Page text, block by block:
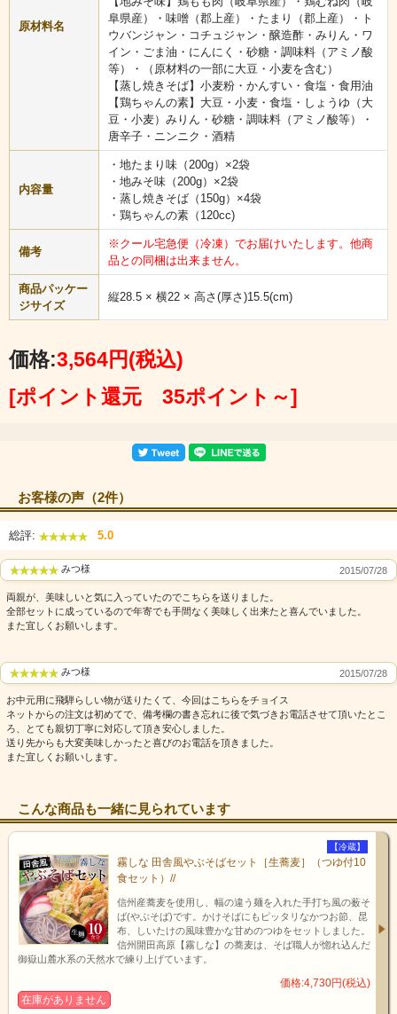
に1袋を入れて、７?８分焼いてから、キャベツ100ｇ位を入れてよ
く焼いて下さい。また、片栗粉を付けて「から揚げ」にしても美
味しいです。串に刺して「焼き鳥」にもできます。
『けいちゃん焼きそば』は、冷凍蒸し焼きそばを自然解凍か、袋
のままレンジで約30秒温めて用意しておきましょう。キャベツが
少ししんなりとしてきたら麺を入れ、けいちゃんと絡めるように
焼き上げてください。「鶏ちゃんの素」を入れてお好みで味を調
整して下さい下呂温泉で味わえる本格派の「けいちゃん焼きそ
ば」になりますよ。また、塩コショウをしても美味しいですよ。
濃いめの味付けがお好みの方は、味噌、醤油、一味など加えるの
がオススメです。ソースというのもイケるようです。「けいちゃ
ん焼きそば」家庭の味ですね♪
原材料名
阜県産）・味噌（郡上産）・たまり（郡上産）・ト
ウバンジャン・コチュジャン・醸造酢・みりん・ワ
イン・ごま油・にんにく・砂糖・調味料（アミノ酸
等）・（原材料の一部に大豆・小麦を含む）
【蒸し焼きそば】小麦粉・かんすい・食塩・食用油
【鶏ちゃんの素】大豆・小麦・食塩・しょうゆ（大
豆・小麦）みりん・砂糖・調味料（アミノ酸等）・
唐辛子・ニンニク・酒精
内容量
・地たまり味（200g）×2袋
・地みそ味（200g）×2袋
・蒸し焼きそば（150g）×4袋
・鶏ちゃんの素（120cc)
備考
※クール宅急便（冷凍）でお届けいたします。他商
品との同梱は出来ません。
商品パッケー
ジサイズ
縦28.5 × 横22 × 高さ(厚さ)15.5(cm)
価格:3,564円(税込)
[ポイント還元 35ポイント～]
お客様の声（2件）
総評: 5.0
みつ様 2015/07/28
両親が、美味しいと気に入っていたのでこちらを送りました。
全部セットに成っているので年寄でも手間なく美味しく出来たと喜んでいました。
また宜しくお願いします。
みつ様 2015/07/28
お中元用に飛騨らしい物が送りたくて、今回はこちらをチョイス
ネットからの注文は初めてで、備考欄の書き忘れに後で気づきお電話させて頂いたとこ
ろ、とても親切丁寧に対応して頂き安心しました。
送り先からも大変美味しかったと喜びのお電話を頂きました。
また宜しくお願いします。
こんな商品も一緒に見られています
【冷蔵】
霧しな 田舎風やぶそばセット［生蕎麦］（つゆ付10
食セット）//
信州産蕎麦を使用し、幅の違う麺を入れた手打ち風の薮そ
ば(やぶそば)です。かけそばにもピッタリなかつお節、昆
布、しいたけの風味豊かな甘めのつゆをセットしました。
信州開田高原【霧しな】の蕎麦は、そば職人が惚れ込んだ
御嶽山麓水系の天然水で練り上げています。
価格:4,730円(税込)
在庫がありません